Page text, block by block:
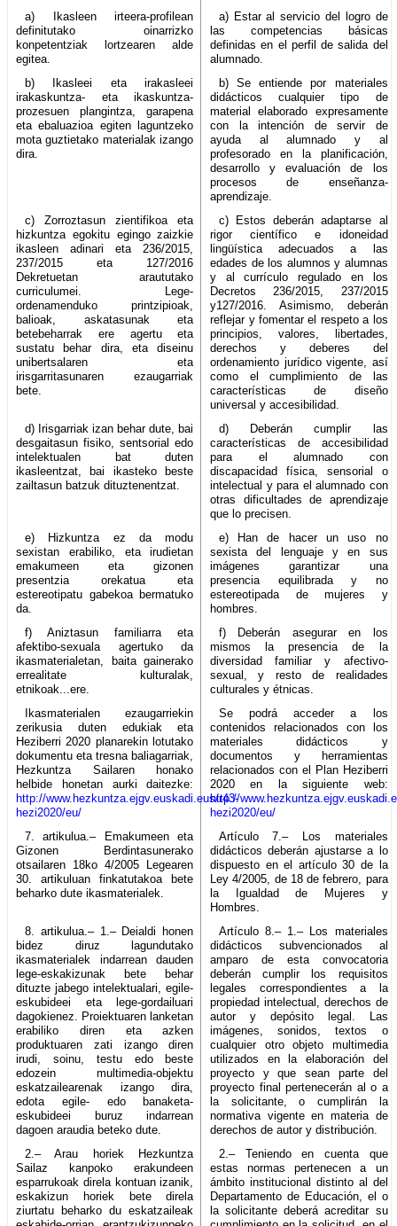
a) Ikasleen irteera-profilean
definitutako oinarrizko
konpetentziak lortzearen alde
egitea.
a) Estar al servicio del logro de
las competencias básicas
definidas en el perfil de salida del
alumnado.
b) Ikasleei eta irakasleei
irakaskuntza- eta ikaskuntza-
prozesuen plangintza, garapena
eta ebaluazioa egiten laguntzeko
mota guztietako materialak izango
dira.
b) Se entiende por materiales
didácticos cualquier tipo de
material elaborado expresamente
con la intención de servir de
ayuda al alumnado y al
profesorado en la planificación,
desarrollo y evaluación de los
procesos de enseñanza-
aprendizaje.
c) Zorroztasun zientifikoa eta
hizkuntza egokitu egingo zaizkie
ikasleen adinari eta 236/2015,
237/2015 eta 127/2016
Dekretuetan araututako
curriculumei. Lege-
ordenamenduko printzipioak,
balioak, askatasunak eta
betebeharrak ere agertu eta
sustatu behar dira, eta diseinu
unibertsalaren eta
irisgarritasunaren ezaugarriak
bete.
c) Estos deberán adaptarse al
rigor científico e idoneidad
lingüística adecuados a las
edades de los alumnos y alumnas
y al currículo regulado en los
Decretos 236/2015, 237/2015
y127/2016. Asimismo, deberán
reflejar y fomentar el respeto a los
principios, valores, libertades,
derechos y deberes del
ordenamiento jurídico vigente, así
como el cumplimiento de las
características de diseño
universal y accesibilidad.
d) Irisgarriak izan behar dute, bai
desgaitasun fisiko, sentsorial edo
intelektualen bat duten
ikasleentzat, bai ikasteko beste
zailtasun batzuk dituztenentzat.
d) Deberán cumplir las
características de accesibilidad
para el alumnado con
discapacidad física, sensorial o
intelectual y para el alumnado con
otras dificultades de aprendizaje
que lo precisen.
e) Hizkuntza ez da modu
sexistan erabiliko, eta irudietan
emakumeen eta gizonen
presentzia orekatua eta
estereotipatu gabekoa bermatuko
da.
e) Han de hacer un uso no
sexista del lenguaje y en sus
imágenes garantizar una
presencia equilibrada y no
estereotipada de mujeres y
hombres.
f) Aniztasun familiarra eta
afektibo-sexuala agertuko da
ikasmaterialetan, baita gainerako
errealitate kulturalak,
etnikoak...ere.
f) Deberán asegurar en los
mismos la presencia de la
diversidad familiar y afectivo-
sexual, y resto de realidades
culturales y étnicas.
Ikasmaterialen ezaugarriekin
zerikusia duten edukiak eta
Heziberri 2020 planarekin lotutako
dokumentu eta tresna baliagarriak,
Hezkuntza Sailaren honako
helbide honetan aurki daitezke:
http://www.hezkuntza.ejgv.euskadi.eus/r43-
hezi2020/eu/
Se podrá acceder a los
contenidos relacionados con los
materiales didácticos y
documentos y herramientas
relacionados con el Plan Heziberri
2020 en la siguiente web:
http://
hezi2020/eu/
7. artikulua.– Emakumeen eta
Gizonen Berdintasunerako
otsailaren 18ko 4/2005 Legearen
30. artikuluan finkatutakoa bete
beharko dute ikasmaterialek.
Artículo 7.– Los materiales
didácticos deberán ajustarse a lo
dispuesto en el artículo 30 de la
Ley 4/2005, de 18 de febrero, para
la Igualdad de Mujeres y
Hombres.
8. artikulua.– 1.– Deialdi honen
bidez diruz lagundutako
ikasmaterialek indarrean dauden
lege-eskakizunak bete behar
dituzte jabego intelektualari, egile-
eskubideei eta lege-gordailuari
dagokienez. Proiektuaren lanketan
erabiliko diren eta azken
produktuaren zati izango diren
irudi, soinu, testu edo beste
edozein multimedia-objektu
eskatzailearenak izango dira,
edota egile- edo banaketa-
eskubideei buruz indarrean
dagoen araudia beteko dute.
Artículo 8.– 1.– Los materiales
didácticos subvencionados al
amparo de esta convocatoria
deberán cumplir los requisitos
legales correspondientes a la
propiedad intelectual, derechos de
autor y depósito legal. Las
imágenes, sonidos, textos o
cualquier otro objeto multimedia
utilizados en la elaboración del
proyecto y que sean parte del
proyecto final pertenecerán al o a
la solicitante, o cumplirán la
normativa vigente en materia de
derechos de autor y distribución.
2.– Arau horiek Hezkuntza
Sailaz kanpoko erakundeen
esparrukoak direla kontuan izanik,
eskakizun horiek bete direla
ziurtatu beharko du eskatzaileak
2.– Teniendo en cuenta que
estas normas pertenecen a un
ámbito institucional distinto al del
Departamento de Educación, el o
la solicitante deberá acreditar su